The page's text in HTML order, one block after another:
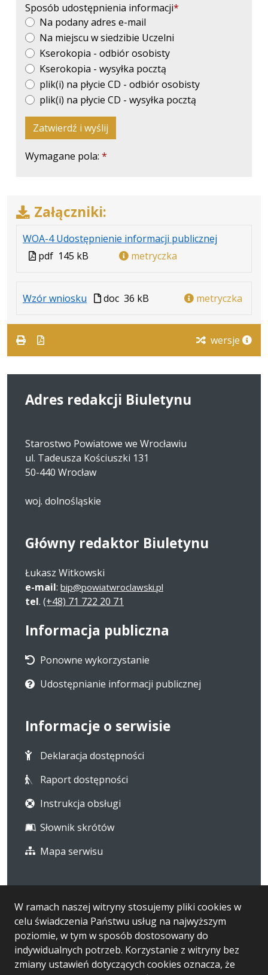
W ramach naszej witryny stosujemy pliki cookies w
celu świadczenia Państwu usług na najwyższym
poziomie, w tym w sposób dostosowany do
indywidualnych potrzeb. Korzystanie z witryny bez
zmiany ustawień dotyczących cookies oznacza, że
Sposób udostępnienia informacji
Na podany adres e-mail
Na miejscu w siedzibie Uczelni
Kserokopia - odbiór osobisty
Kserokopia - wysyłka pocztą
plik(i) na płycie CD - odbiór osobisty
plik(i) na płycie CD - wysyłka pocztą
Zatwierdź i wyślij
Wymagane pola:
Załączniki:
WOA-4 Udostępnienie informacji publicznej
pdf
kB
nowej
Plik
pdf 145 kB metryczka
Wzór wniosku
w
doc
pliku:
kB
Plik
formacie
doc 36 kB metryczka
wersje
Adres redakcji Biuletynu
Starostwo Powiatowe we Wrocławiu
ul. Tadeusza Kościuszki 131
50-440 Wrocław
woj. dolnośląskie
Główny redaktor Biuletynu
Łukasz Witkowski
e-mail: bip@powiatwroclawski.pl
tel. (+48) 71 722 20 71
Informacja publiczna
Ponowne wykorzystanie
Udostępnianie informacji publicznej
Informacje o serwisie
Deklaracja dostępności
Raport dostępności
Instrukcja obsługi
Słownik skrótów
Mapa serwisu
Statystyki oglądalności
Ostatnio dodane
RODO